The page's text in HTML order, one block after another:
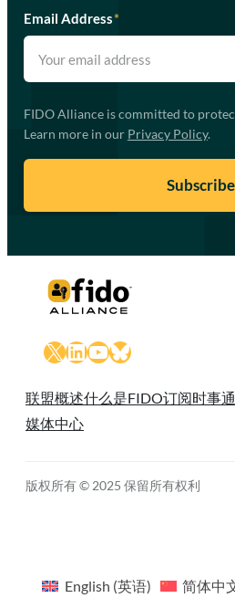
Email Address*
FIDO Alliance is committed to
Learn more in our Privacy Policy.
X LinkedIn
YouTube
Bluesky
联盟概述什么是FIDO订阅时事
媒体中心
版权所有 © 2025 保留所有权利
English (英语) 简体中